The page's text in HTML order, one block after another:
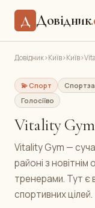
Д Довідник
Довідник›Київ›Київ›
💫 Спорт
Голосіїво
Vitality Gym
Vitality Gym —
районі з
тренерами. Тут є
спортивних цілей.